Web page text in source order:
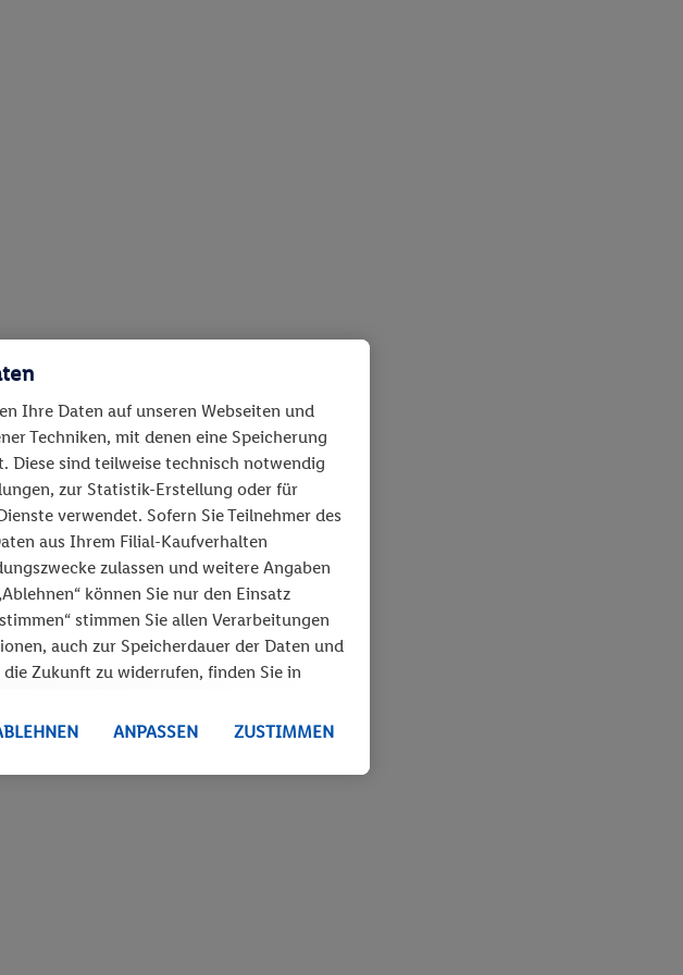
Ihre Daten auf unseren Webseiten und
Techniken, mit denen eine Speicherung
sind teilweise technisch notwendig
zur Statistik-Erstellung oder für
verwendet. Sofern Sie Teilnehmer des
aus Ihrem Filial-Kaufverhalten
zulassen und weitere Angaben
können Sie nur den Einsatz
stimmen Sie allen Verarbeitungen
auch zur Speicherdauer der Daten und
Zukunft zu widerrufen, finden Sie in
ANPASSEN ZUSTIMMEN